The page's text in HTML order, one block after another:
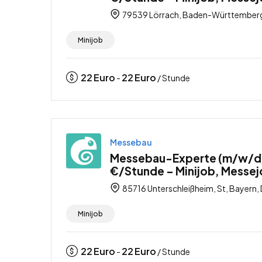
79539 Lörrach, Baden-
Minijob
22Euro - 22Euro / Stunde
Messebau
Messebau-Experte (m/w/
€/Stunde – Minijob,
85716 Unterschleißheim, St,
Minijob
22Euro - 22Euro / Stunde